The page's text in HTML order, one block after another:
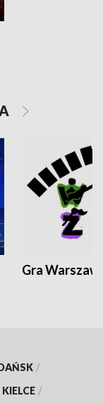
Gra
/
KIELCE /